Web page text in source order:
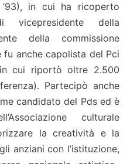
in cui ha ricoperto
della
della commissione
anche capolista del Pci
cui riportò oltre 2.500
Partecipò anche
candidato del Pds ed è
culturale
la creatività e la
anziani con l’istituzione,